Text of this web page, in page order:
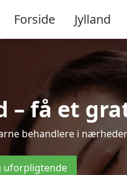
Forside Jylland
– få et
behandlere i
uforpligtende